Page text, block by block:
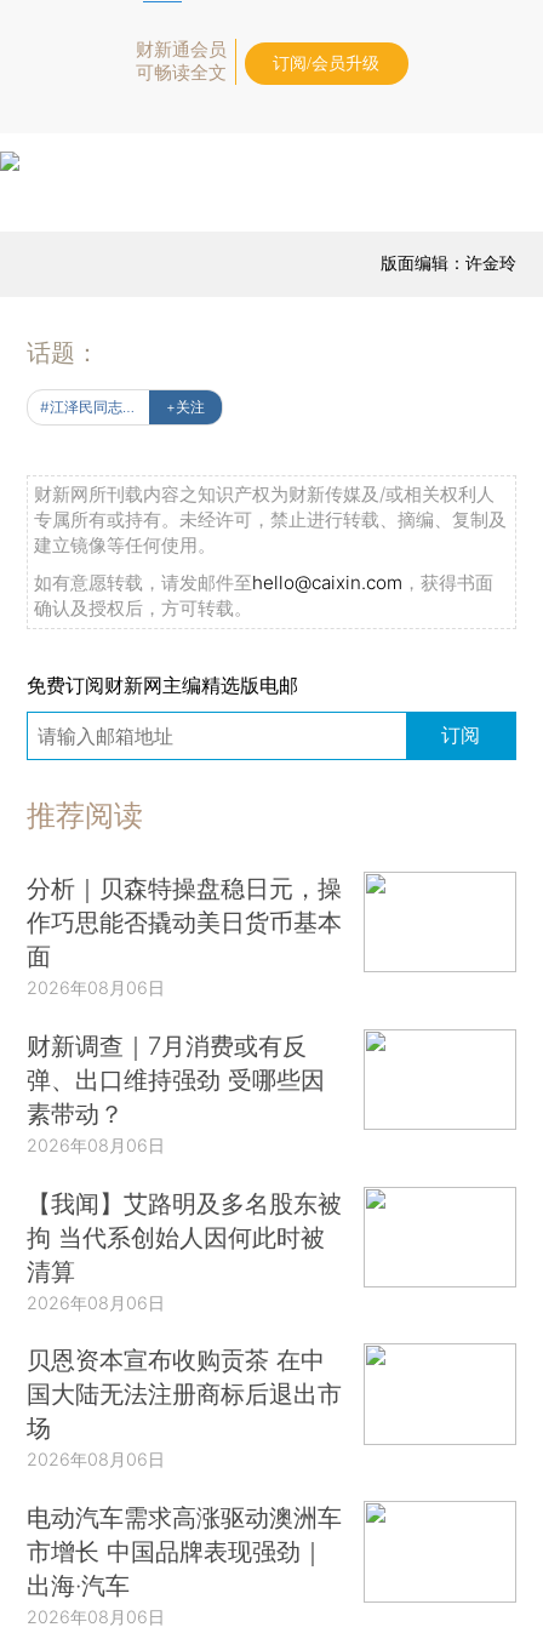
财新通会员
可畅读全文
订阅/会员升级
版面编辑：许金玲
话题：
+关注
财新网所刊载内容之知识产权为财新传媒及/或相关权利人
专属所有或持有。未经许可，禁止进行转载、摘编、复制及
建立镜像等任何使用。
如有意愿转载，请发邮件至hello@caixin.com ，获得书面
确认及授权后，方可转载。
免费订阅财新网主编精选版电邮
订阅
推荐阅读
分析｜贝森特操盘稳日元，操
作巧思能否撬动美日货币基本
面
2026年08月06日
财新调查｜7月消费或有反
弹、出口维持强劲 受哪些因
素带动？
2026年08月06日
【我闻】艾路明及多名股东被
拘 当代系创始人因何此时被
清算
2026年08月06日
贝恩资本宣布收购贡茶 在中
国大陆无法注册商标后退出市
场
2026年08月06日
电动汽车需求高涨驱动澳洲车
市增长 中国品牌表现强劲｜
出海·汽车
2026年08月06日